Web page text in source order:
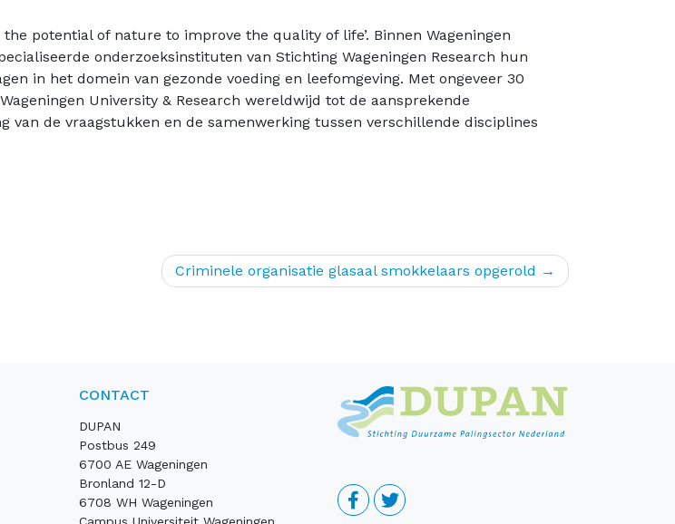
potential of nature to improve the quality of life’. Binnen Wageningen
onderzoeksinstituten van Stichting Wageningen Research hun
in het domein van gezonde voeding en leefomgeving. Met ongeveer 30
University & Research wereldwijd tot de aansprekende
van de vraagstukken en de samenwerking tussen verschillende disciplines
Criminele organisatie glasaal smokkelaars opgerold
CONTACT
DUPAN
Postbus 249
6700 AE Wageningen
Bronland 12-D
6708 WH Wageningen